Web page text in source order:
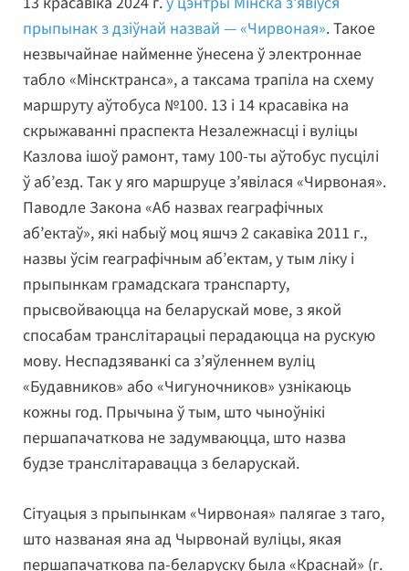
прыпынак з дзіўнай назвай — «Чирвоная». Такое
незвычайнае найменне ўнесена ў электроннае
табло «Мінсктранса», а таксама трапіла на схему
маршруту аўтобуса №100. 13 і 14 красавіка на
скрыжаванні праспекта Незалежнасці і вуліцы
Казлова ішоў рамонт, таму 100-ты аўтобус пусцілі
ў аб’езд. Так у яго маршруце з’явілася «Чирвоная».
Паводле Закона «Аб назвах геаграфічных
аб’ектаў», які набыў моц яшчэ 2 сакавіка 2011 г.,
назвы ўсім геаграфічным аб’ектам, у тым ліку і
прыпынкам грамадскага транспарту,
прысвойваюцца на беларускай мове, з якой
спосабам транслітарацыі перадаюцца на рускую
мову. Неспадзяванкі са з’яўленнем вуліц
«Будавников» або «Чигуночников» узнікаюць
кожны год. Прычына ў тым, што чыноўнікі
першапачаткова не задумваюцца, што назва
будзе транслітаравацца з беларускай.
Сітуацыя з прыпынкам «Чирвоная» палягае з таго,
што названая яна ад Чырвонай вуліцы, якая
першапачаткова па-беларуску была «Краснай» (г.